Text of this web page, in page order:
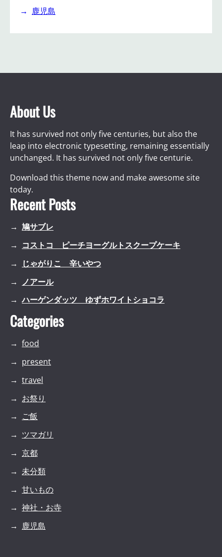
鹿児島
About Us
It has survived not only five centuries, but also the
leap into electronic typesetting, remaining essentially
unchanged. It has survived not only five centurie.
Download this theme now and make awesome site
today.
Recent Posts
鳩サブレ
コストコ ピーチヨーグルトスクープケーキ
じゃがりこ 辛いやつ
ノアール
ハーゲンダッツ ゆずホワイトショコラ
Categories
food
present
travel
お祭り
ご飯
ツマガリ
京都
未分類
甘いもの
神社・お寺
鹿児島